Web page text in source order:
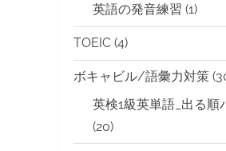
英語の発音練習 (1)
TOEIC (4)
ボキャビル/語彙力対策
英検1級英単語_出る順
(20)